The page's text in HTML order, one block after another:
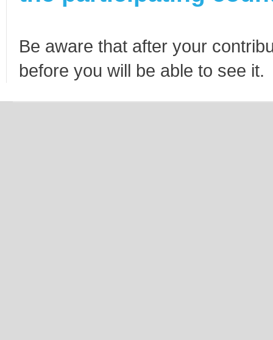
Be aware that after your
before you will be able to see it.